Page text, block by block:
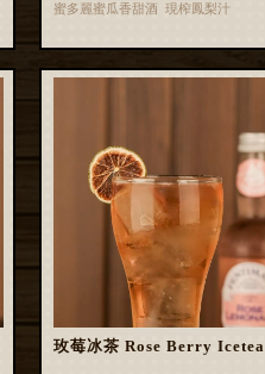
蜜多麗蜜瓜香甜酒 現榨鳳梨汁
玫莓冰茶 Rose Berry Icetea